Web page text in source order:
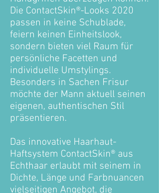
Die ContactSkin®-Looks 2020
passen in keine Schublade,
feiern keinen Einheitslook,
sondern bieten viel Raum für
persönliche Facetten und
individuelle Umstylings.
Besonders in Sachen Frisur
möchte der Mann aktuell seinen
eigenen, authentischen Stil
präsentieren.
Das innovative Haarhaut-
Haftsystem ContactSkin® aus
Echthaar erlaubt mit seinem in
Dichte, Länge und Farbnuancen
vielseitigen Angebot, die